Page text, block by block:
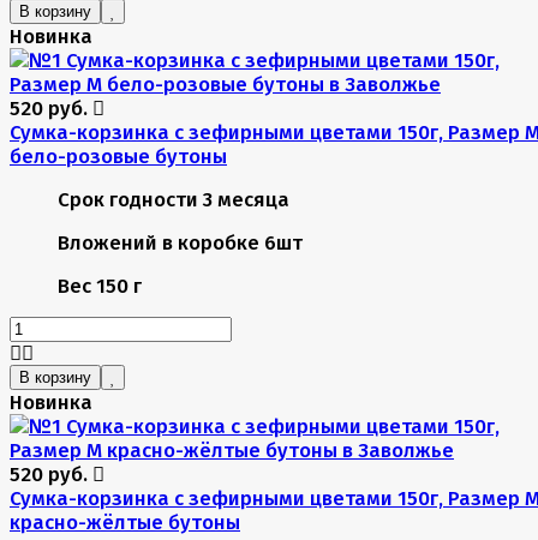
В корзину
Новинка
520 руб.
Сумка-корзинка с зефирными цветами 150г, Размер
бело-розовые бутоны
Срок годности 3 месяца
Вложений в коробке 6шт
Вес 150 г
В корзину
Новинка
520 руб.
Сумка-корзинка с зефирными цветами 150г, Размер
красно-жёлтые бутоны